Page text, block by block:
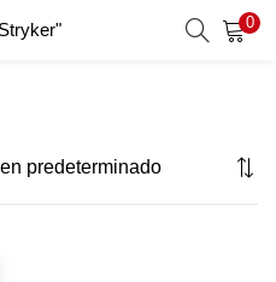
0
contraseña para iniciar